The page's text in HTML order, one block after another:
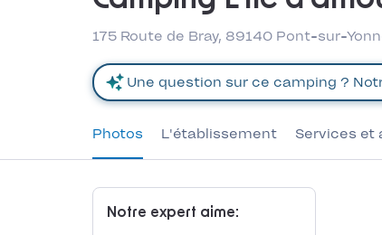
175 Route de Bray, 89140 Pont-sur-
Photos L'établissement Services et
Notre expert aime: